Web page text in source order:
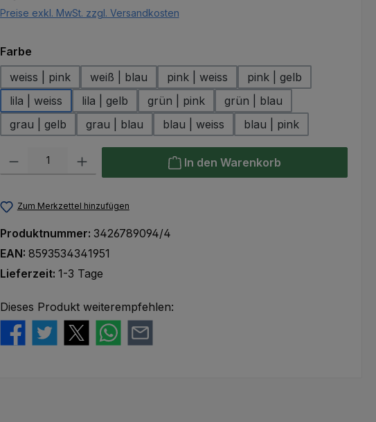
Preise exkl. MwSt. zzgl. Versandkosten
Farbeauswählen
weiss | pink
weiß | blau pink | weiss
pink | gelb
lila | weiss
lila | gelb grün | pink
grün | blau
grau | gelb
grau | blau blau | weiss blau | pink
Produkt Anzahl: Gib den gewünschten Wert ein oder benutze die Schaltflächen
In den Warenkorb
Zum Merkzettel hinzufügen
Produktnummer: 3426789094/4
EAN: 8593534341951
Lieferzeit: 1-3 Tage
Dieses Produkt weiterempfehlen: